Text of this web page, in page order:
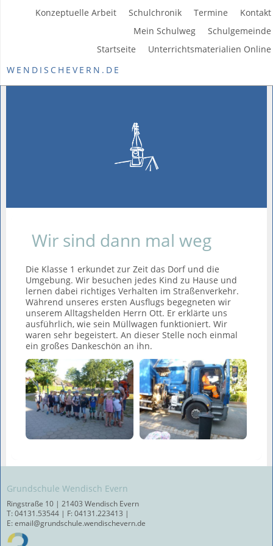
Kontakt
Termine
Schulchronik
Konzeptuelle Arbeit
Schulgemeinde
Mein Schulweg
Unterrichtsmaterialien Online
Startseite
WENDISCHEVERN.DE
Wir sind dann mal weg
Die Klasse 1 erkundet zur Zeit das Dorf und die
Umgebung. Wir besuchen jedes Kind zu Hause und
lernen dabei richtiges Verhalten im Straßenverkehr.
Während unseres ersten Ausflugs begegneten wir
unserem Alltagshelden Herrn Ott. Er erklärte uns
ausführlich, wie sein Müllwagen funktioniert. Wir
waren sehr begeistert. An dieser Stelle noch einmal
ein großes Dankeschön an ihn.
Grundschule Wendisch Evern
Ringstraße 10 | 21403 Wendisch Evern
T: 04131.53544 | F: 04131.223413 |
E: email@grundschule.wendischevern.de